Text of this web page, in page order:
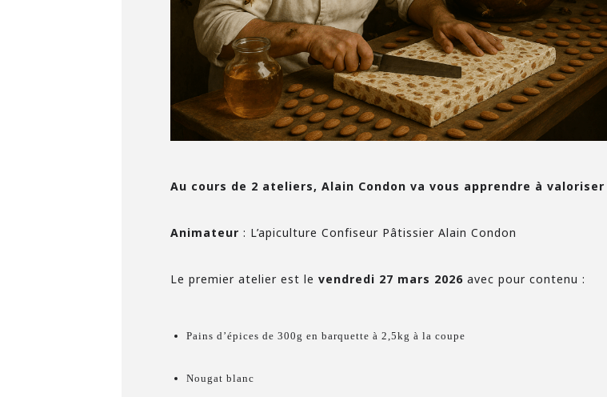
Au cours de 2 ateliers, Alain Condon va vous apprendre à
Animateur : L’apiculture Confiseur Pâtissier Alain Condon
Le premier atelier est le vendredi 27 mars 2026 avec pour contenu :
Pains d’épices de 300g en barquette à 2,5kg à la coupe
Nougat blanc